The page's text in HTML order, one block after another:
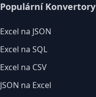
Populární Konvertory
Excel na JSON
Excel na SQL
Excel na CSV
JSON na Excel